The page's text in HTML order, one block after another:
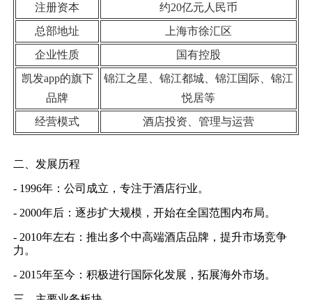
注册资本
约20亿元人民币
总部地址
上海市徐汇区
企业性质
国有控股
凯发app的旗下
品牌
锦江之星、锦江都城、锦江国际、锦江
悦居等
经营模式
酒店投资、管理与运营
二、发展历程
- 1996年：公司成立，专注于酒店行业。
- 2000年后：逐步扩大规模，开始在全国范围内布局。
- 2010年左右：推出多个中高端酒店品牌，提升市场竞争
力。
- 2015年至今：积极进行国际化发展，拓展海外市场。